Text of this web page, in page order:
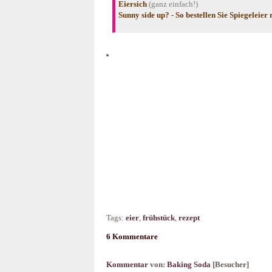
Eiersich (ganz einfach!)
Sunny side up? - So bestellen Sie Spiegeleier
Tags: eier, frühstück, rezept
6 Kommentare
Kommentar von: Baking Soda [Besucher]